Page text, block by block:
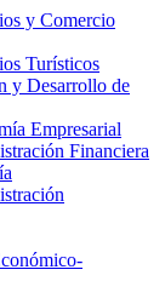
y Comercio
Turísticos
y Desarrollo de
Empresarial
Financiera